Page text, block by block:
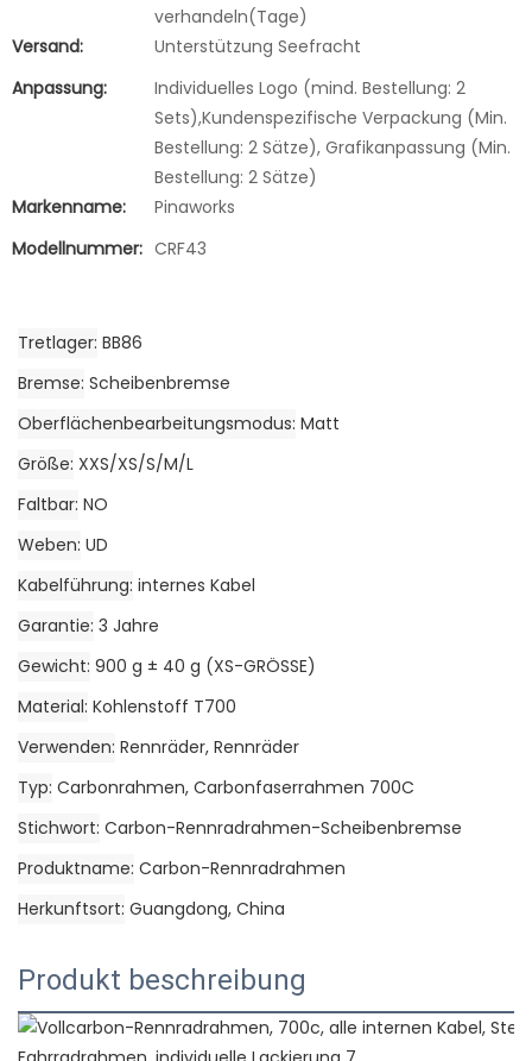
verhandeln(Tage)
Versand:
Unterstützung Seefracht
Anpassung:
Individuelles Logo (mind. Bestellung: 2
Sets),Kundenspezifische Verpackung (Min.
Bestellung: 2 Sätze), Grafikanpassung (Min.
Bestellung: 2 Sätze)
Markenname:
Pinaworks
Modellnummer: CRF43
Tretlager BB86
Bremse Scheibenbremse
Oberflächenbearbeitungsmodus Matt
Größe XXS/XS/S/M/L
Faltbar NO
Weben UD
Kabelführung internes Kabel
Garantie 3 Jahre
Gewicht 900 g ± 40 g (XS-GRÖSSE)
Material Kohlenstoff T700
Verwenden Rennräder, Rennräder
Typ Carbonrahmen, Carbonfaserrahmen 700C
Stichwort Carbon-Rennradrahmen-Scheibenbremse
Produktname Carbon-Rennradrahmen
Herkunftsort Guangdong, China
Produkt beschreibung